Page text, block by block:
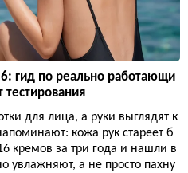
гид по реально работающи
для лица, а руки выглядят к
кожа рук стареет б
кремов за три года и нашли в
увлажняют, а не просто пахну